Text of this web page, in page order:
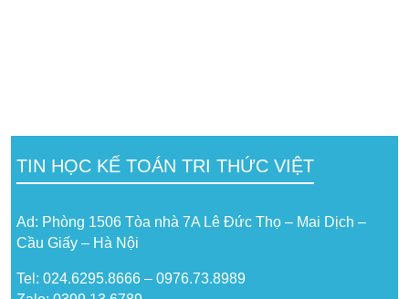
TIN HỌC KẾ TOÁN TRI THỨC VIỆT
Ad: Phòng 1506 Tòa nhà 7A Lê Đức Thọ – Mai Dịch –
Cầu Giấy – Hà Nội
Tel: 024.6295.8666 – 0976.73.8989